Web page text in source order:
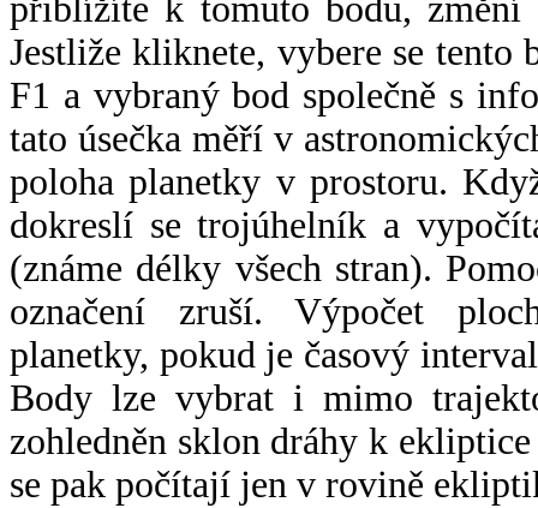
přiblížíte k tomuto bodu,
Jestliže kliknete, vybere se tento
F1 a vybraný bod společně s
tato úsečka měří v
poloha planetky v prostoru.
dokreslí se trojúhelník a
(známe délky všech stran).
označení zruší. Výpočet
planetky, pokud je časový
Body lze vybrat i mimo
zohledněn sklon dráhy k
se pak počítají jen v rovině